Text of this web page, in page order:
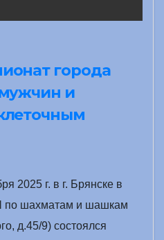
города
и
2025 г. в г. Брянске в
шахматам и шашкам
д.45/9) состоялся